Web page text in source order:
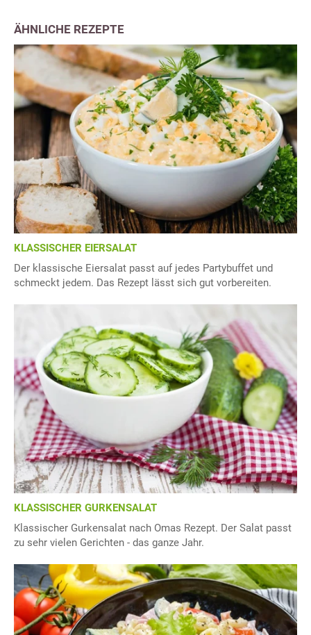
ÄHNLICHE REZEPTE
KLASSISCHER EIERSALAT
Der klassische Eiersalat passt auf jedes Partybuffet und
schmeckt jedem. Das Rezept lässt sich gut vorbereiten.
KLASSISCHER GURKENSALAT
Klassischer Gurkensalat nach Omas Rezept. Der Salat passt
zu sehr vielen Gerichten - das ganze Jahr.